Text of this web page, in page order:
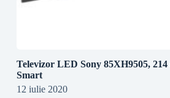
Televizor LED Sony 85XH9505,
Smart
12 iulie 2020